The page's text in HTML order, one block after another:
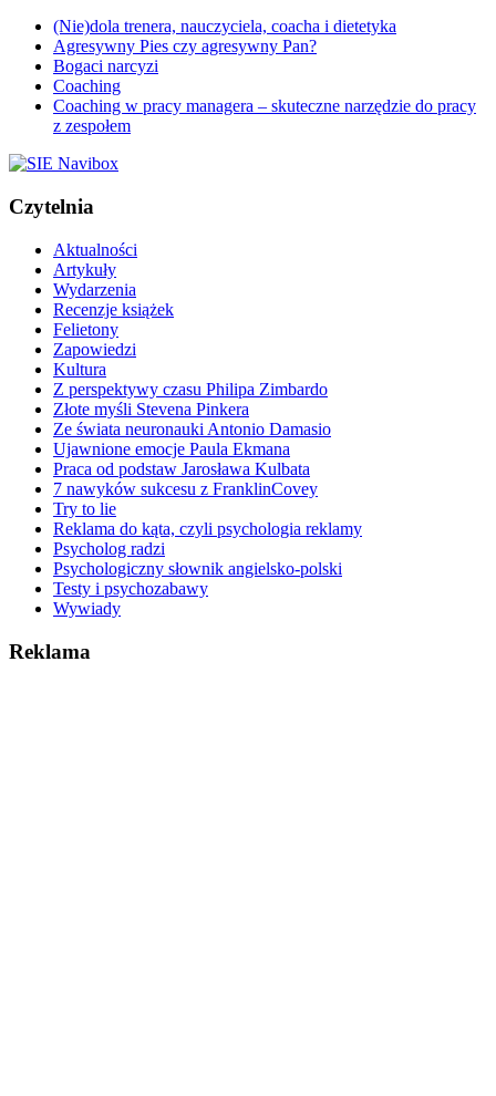
(Nie)dola trenera, nauczyciela, coacha i dietetyka
Agresywny Pies czy agresywny Pan?
Bogaci narcyzi
Coaching
Coaching w pracy managera – skuteczne narzędzie do pracy
z zespołem
Czytelnia
Aktualności
Artykuły
Wydarzenia
Recenzje książek
Felietony
Zapowiedzi
Kultura
Z perspektywy czasu Philipa Zimbardo
Złote myśli Stevena Pinkera
Ze świata neuronauki Antonio Damasio
Ujawnione emocje Paula Ekmana
Praca od podstaw Jarosława Kulbata
7 nawyków sukcesu z FranklinCovey
Try to lie
Reklama do kąta, czyli psychologia reklamy
Psycholog radzi
Psychologiczny słownik angielsko-polski
Testy i psychozabawy
Wywiady
Reklama